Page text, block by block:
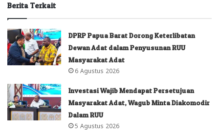
Berita Terkait
DPRP Papua Barat Dorong Keterlibatan
Dewan Adat dalam Penyusunan RUU
Masyarakat Adat
6 Agustus 2026
Investasi Wajib Mendapat Persetujuan
Masyarakat Adat, Wagub Minta Diakomodir
Dalam RUU
5 Agustus 2026